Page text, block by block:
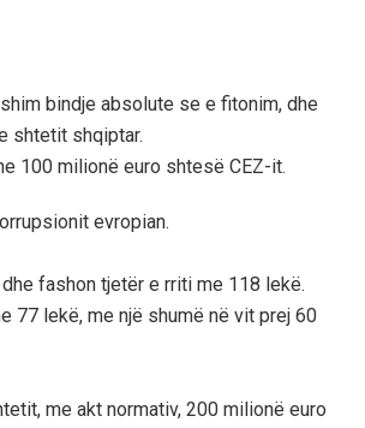
bindje absolute se e fitonim, dhe
shtetit shqiptar.
100 milionë euro shtesë CEZ-it.
evropian.
fashon tjetër e rriti me 118 lekë.
77 lekë, me një shumë në vit prej 60
me akt normativ, 200 milionë euro